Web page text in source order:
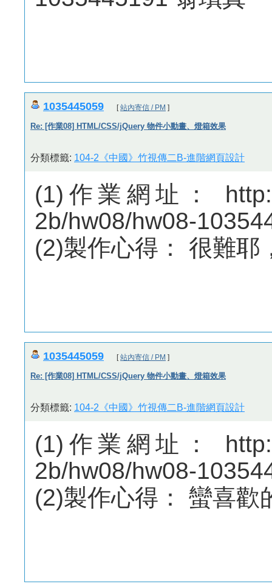
1035445059 [站內寄信 / PM ]
Re: [作業08] HTML/CSS/jQuery 物件小動畫、燈箱效果
分類標籤: 104-2《中國》竹視傳二B-進階網頁設計
(1)作業網址：
2b/hw08/hw08-
(2)製作心得： 很難耶
1035445059 [站內寄信 / PM ]
Re: [作業08] HTML/CSS/jQuery 物件小動畫、燈箱效果
分類標籤: 104-2《中國》竹視傳二B-進階網頁設計
(1)作業網址：
2b/hw08/hw08-
(2)製作心得： 蠻喜歡